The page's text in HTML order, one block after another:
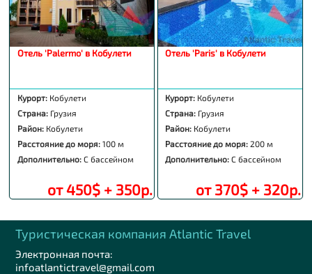
Отель 'Palermo' в Кобулети
Курорт: Кобулети
Страна: Грузия
Район: Кобулети
Расстояние до моря: 100 м
Дополнительно: С бассейном
от 450$ + 350р.
Отель 'Paris' в Кобулети
Курорт: Кобулети
Страна: Грузия
Район: Кобулети
Расстояние до моря:200 м
Дополнительно:С бассейном
от 370$ + 320р.
Туристическая компания Аtlantic Travel
Электронная почта:
infoatlantictravel@gmail.com